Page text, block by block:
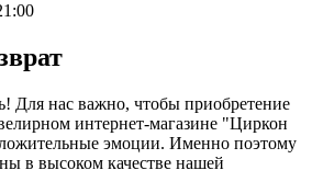
Для нас важно, чтобы приобретение
интернет-магазине "Циркон
эмоции. Именно поэтому
в высоком качестве нашей